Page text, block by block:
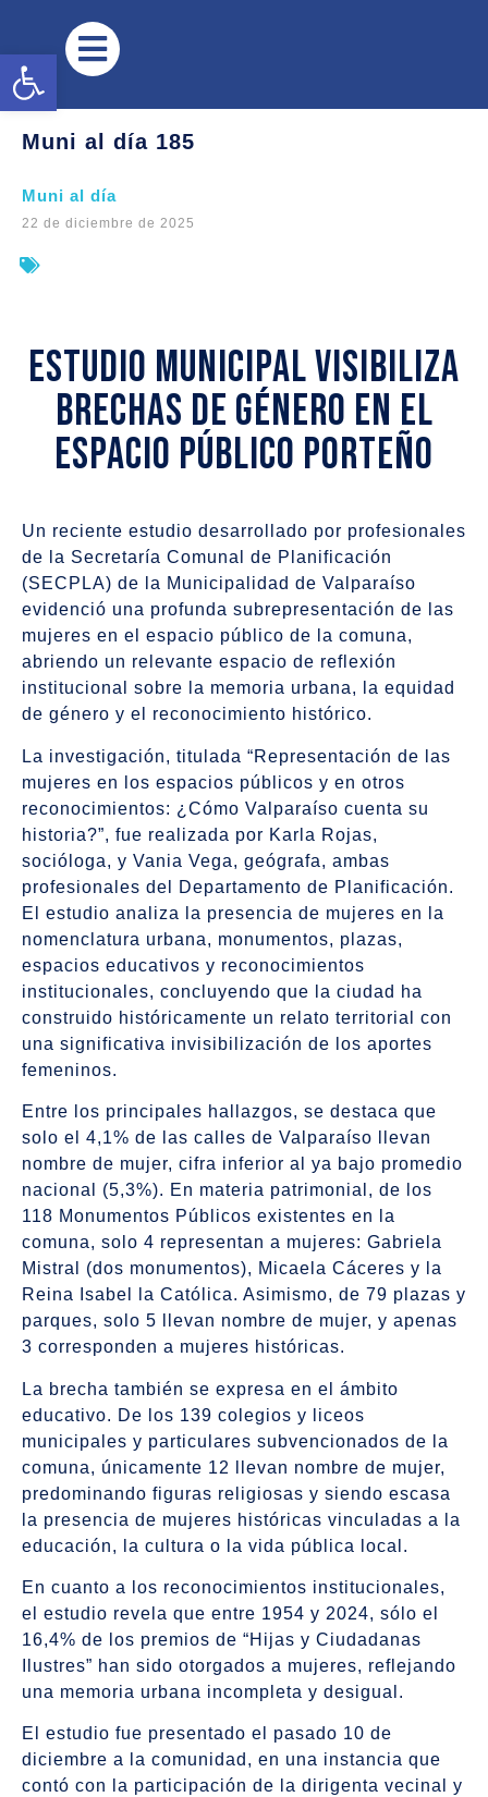
Abrir barra de herramientas
Muni al día 185
Muni al día
22 de diciembre de 2025
Estudio municipal visibiliza
brechas de género en el
espacio público porteño
Un reciente estudio desarrollado por profesionales
de la Secretaría Comunal de Planificación
(SECPLA) de la Municipalidad de Valparaíso
evidenció una profunda subrepresentación de las
mujeres en el espacio público de la comuna,
abriendo un relevante espacio de reflexión
institucional sobre la memoria urbana, la equidad
de género y el reconocimiento histórico.
La investigación, titulada “Representación de las
mujeres en los espacios públicos y en otros
reconocimientos: ¿Cómo Valparaíso cuenta su
historia?”, fue realizada por Karla Rojas,
socióloga, y Vania Vega, geógrafa, ambas
profesionales del Departamento de Planificación.
El estudio analiza la presencia de mujeres en la
nomenclatura urbana, monumentos, plazas,
espacios educativos y reconocimientos
institucionales, concluyendo que la ciudad ha
construido históricamente un relato territorial con
una significativa invisibilización de los aportes
femeninos.
Entre los principales hallazgos, se destaca que
solo el 4,1% de las calles de Valparaíso llevan
nombre de mujer, cifra inferior al ya bajo promedio
nacional (5,3%). En materia patrimonial, de los
118 Monumentos Públicos existentes en la
comuna, solo 4 representan a mujeres: Gabriela
Mistral (dos monumentos), Micaela Cáceres y la
Reina Isabel la Católica. Asimismo, de 79 plazas y
parques, solo 5 llevan nombre de mujer, y apenas
3 corresponden a mujeres históricas.
La brecha también se expresa en el ámbito
educativo. De los 139 colegios y liceos
municipales y particulares subvencionados de la
comuna, únicamente 12 llevan nombre de mujer,
predominando figuras religiosas y siendo escasa
la presencia de mujeres históricas vinculadas a la
educación, la cultura o la vida pública local.
En cuanto a los reconocimientos institucionales,
el estudio revela que entre 1954 y 2024, sólo el
16,4% de los premios de “Hijas y Ciudadanas
Ilustres” han sido otorgados a mujeres, reflejando
una memoria urbana incompleta y desigual.
El estudio fue presentado el pasado 10 de
diciembre a la comunidad, en una instancia que
contó con la participación de la dirigenta vecinal y